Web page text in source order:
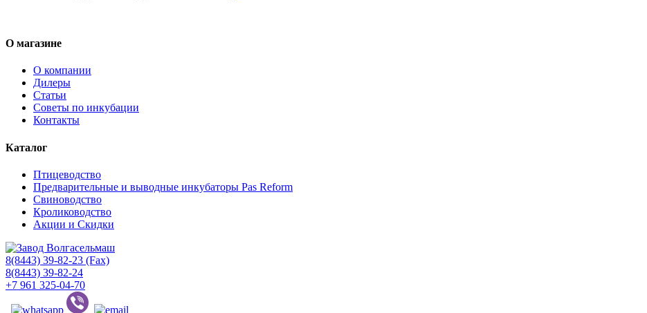
О магазине
О компании
Дилеры
Статьи
Советы по инкубации
Контакты
Каталог
Птицеводство
Предварительные и выводные инкубаторы Pas Reform
Свиноводство
Кролиководство
Акции и Скидки
8(8443) 39-82-23 (Fax)
8(8443) 39-82-24
+7 961 325-04-70